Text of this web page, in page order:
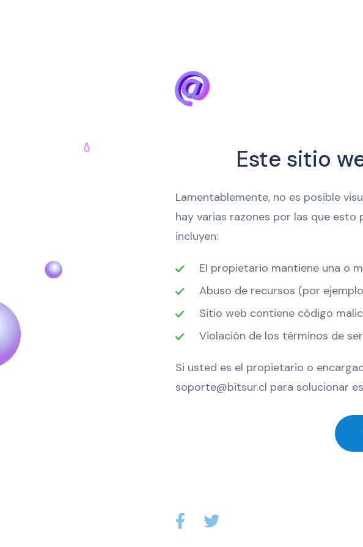
Este sitio
Lamentablemente, no es posible
hay varias razones por las que esto
incluyen:
El propietario mantiene una o
Abuso de recursos (por
Sitio web contiene código
Violación de los términos de
Si usted es el propietario o
soporte@bitsur.cl para solucionar